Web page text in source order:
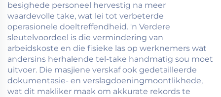
besighede personeel hervestig na meer
waardevolle take, wat lei tot verbeterde
operasionele doeltreffendheid. 'n Verdere
sleutelvoordeel is die vermindering van
arbeidskoste en die fisieke las op werknemers wat
andersins herhalende tel-take handmatig sou moet
uitvoer. Die masjiene verskaf ook gedetailleerde
dokumentasie- en verslagdoeningmoontlikhede,
wat dit makliker maak om akkurate rekords te